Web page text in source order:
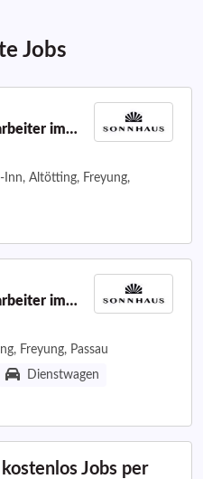
Jobs
im
(m/w/d)
Inn, Altötting, Freyung,
im
(m/w/d)
Freyung, Passau
Dienstwagen
Jobs per